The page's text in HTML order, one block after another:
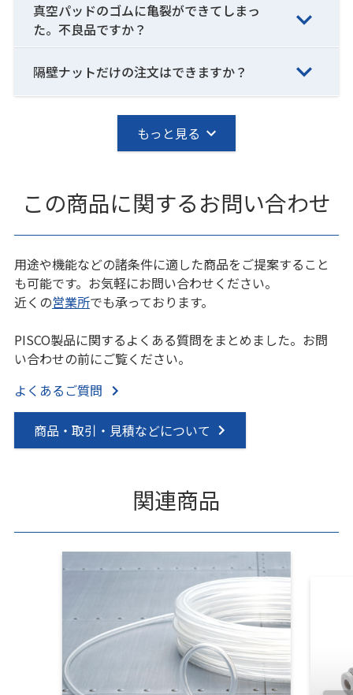
真空パッドのゴムに亀裂ができてしまっ
た。不良品ですか？
隔壁ナットだけの注文はできますか？
もっと見る
この商品に関するお問い合わせ
用途や機能などの諸条件に適した商品をご提案すること
も可能です。お気軽にお問い合わせください。
近くの営業所でも承っております。
PISCO製品に関するよくある質問をまとめました。お問
い合わせの前にご覧ください。
よくあるご質問
商品・取引・見積などについて
関連商品